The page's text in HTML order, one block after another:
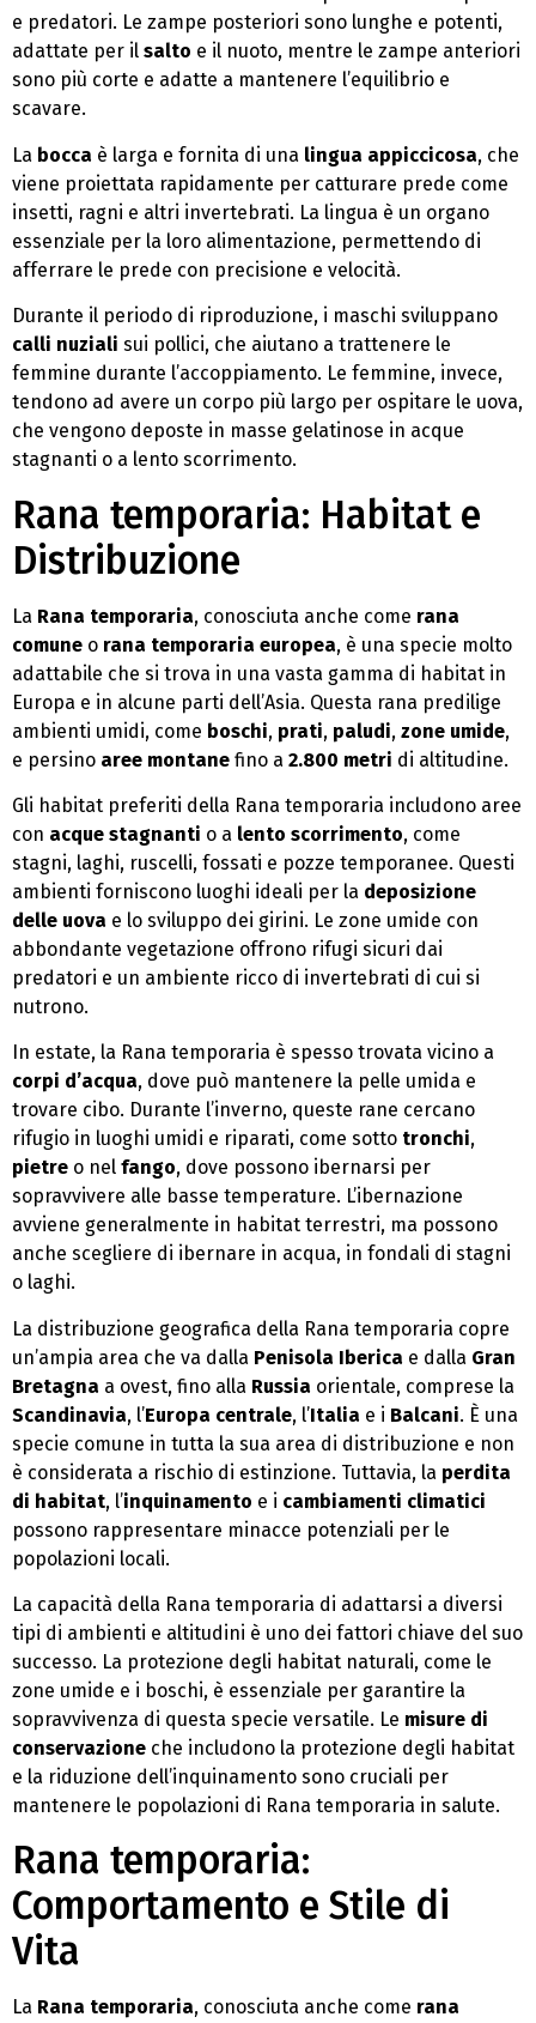
e predatori. Le zampe posteriori sono lunghe e potenti,
adattate per il salto e il nuoto, mentre le zampe anteriori
sono più corte e adatte a mantenere l’equilibrio e
scavare.
La bocca è larga e fornita di una lingua appiccicosa, che
viene proiettata rapidamente per catturare prede come
insetti, ragni e altri invertebrati. La lingua è un organo
essenziale per la loro alimentazione, permettendo di
afferrare le prede con precisione e velocità.
Durante il periodo di riproduzione, i maschi sviluppano
calli nuziali sui pollici, che aiutano a trattenere le
femmine durante l’accoppiamento. Le femmine, invece,
tendono ad avere un corpo più largo per ospitare le uova,
che vengono deposte in masse gelatinose in acque
stagnanti o a lento scorrimento.
Rana temporaria: Habitat e
Distribuzione
La Rana temporaria, conosciuta anche come rana
comune o rana temporaria europea, è una specie molto
adattabile che si trova in una vasta gamma di habitat in
Europa e in alcune parti dell’Asia. Questa rana predilige
ambienti umidi, come boschi, prati, paludi, zone umide,
e persino aree montane fino a 2.800 metri di altitudine.
Gli habitat preferiti della Rana temporaria includono aree
con acque stagnanti o a lento scorrimento, come
stagni, laghi, ruscelli, fossati e pozze temporanee. Questi
ambienti forniscono luoghi ideali per la deposizione
delle uova e lo sviluppo dei girini. Le zone umide con
abbondante vegetazione offrono rifugi sicuri dai
predatori e un ambiente ricco di invertebrati di cui si
nutrono.
In estate, la Rana temporaria è spesso trovata vicino a
corpi d’acqua, dove può mantenere la pelle umida e
trovare cibo. Durante l’inverno, queste rane cercano
rifugio in luoghi umidi e riparati, come sotto tronchi,
pietre o nel fango, dove possono ibernarsi per
sopravvivere alle basse temperature. L’ibernazione
avviene generalmente in habitat terrestri, ma possono
anche scegliere di ibernare in acqua, in fondali di stagni
o laghi.
La distribuzione geografica della Rana temporaria copre
un’ampia area che va dalla Penisola Iberica e dalla Gran
Bretagna a ovest, fino alla Russia orientale, comprese la
Scandinavia, l’Europa centrale, l’Italia e i Balcani. È una
specie comune in tutta la sua area di distribuzione e non
è considerata a rischio di estinzione. Tuttavia, la perdita
di habitat, l’inquinamento e i cambiamenti climatici
possono rappresentare minacce potenziali per le
popolazioni locali.
La capacità della Rana temporaria di adattarsi a diversi
tipi di ambienti e altitudini è uno dei fattori chiave del suo
successo. La protezione degli habitat naturali, come le
zone umide e i boschi, è essenziale per garantire la
sopravvivenza di questa specie versatile. Le misure di
conservazione che includono la protezione degli habitat
e la riduzione dell’inquinamento sono cruciali per
mantenere le popolazioni di Rana temporaria in salute.
Rana temporaria:
Comportamento e Stile di
Vita
La Rana temporaria, conosciuta anche come rana